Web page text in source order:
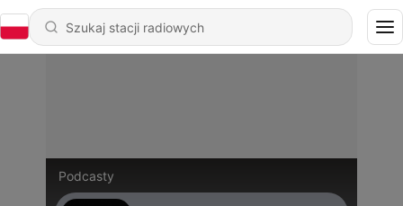
Podcasty